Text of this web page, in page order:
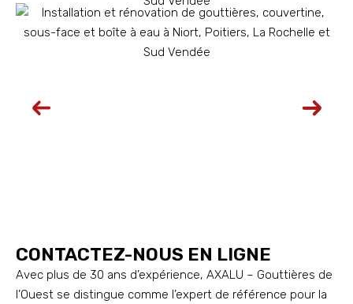
CONTACTEZ-NOUS EN LIGNE
Avec plus de 30 ans d’expérience, AXALU – Gouttières de
l’Ouest se distingue comme l’expert de référence pour la